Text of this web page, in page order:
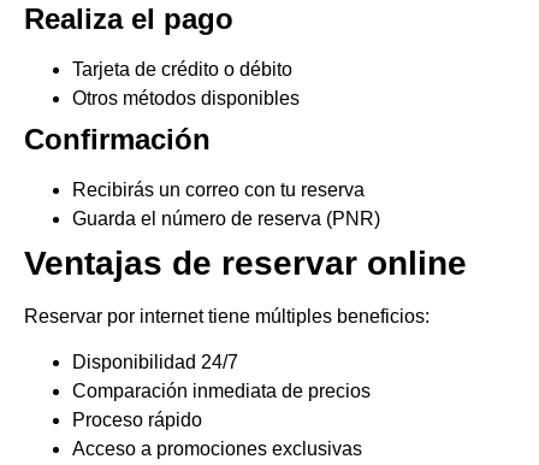
Realiza el pago
Tarjeta de crédito o débito
Otros métodos disponibles
Confirmación
Recibirás un correo con tu reserva
Guarda el número de reserva (PNR)
Ventajas de reservar online
Reservar por internet tiene múltiples beneficios:
Disponibilidad 24/7
Comparación inmediata de precios
Proceso rápido
Acceso a promociones exclusivas